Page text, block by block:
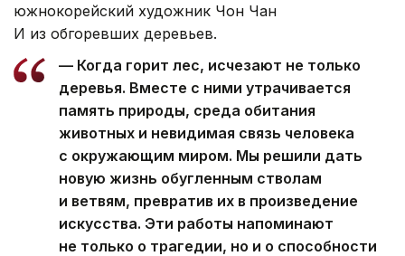
южнокорейский художник Чон Чан
И из обгоревших деревьев.
— Когда горит лес, исчезают не только
деревья. Вместе с ними утрачивается
память природы, среда обитания
животных и невидимая связь человека
с окружающим миром. Мы решили дать
новую жизнь обугленным стволам
и ветвям, превратив их в произведение
искусства. Эти работы напоминают
не только о трагедии, но и о способности